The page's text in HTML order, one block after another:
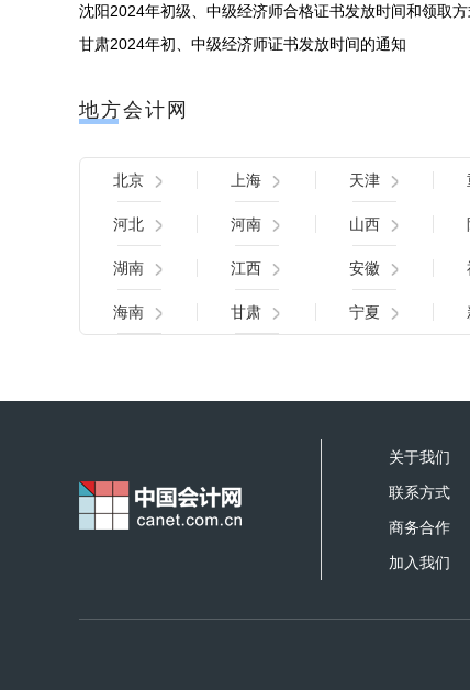
沈阳2024年初级、中级经济师合格证书发放时间和领取
甘肃2024年初、中级经济师证书发放时间的通知
地方会计网
北京 上海 天津
河北 河南 山西
湖南 江西 安徽
海南 甘肃 宁夏
关于我们
联系方式
商务合作
加入我们